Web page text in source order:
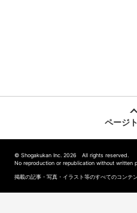
ページ
© Shogakukan Inc. 2026 All rights reserved.
No reproduction or republication without written
掲載の記事・写真・イラスト等のすべてのコンテ